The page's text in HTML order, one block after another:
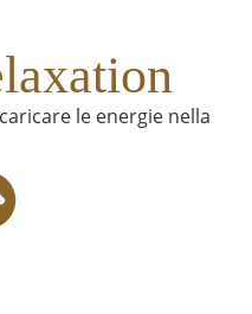
le energie nella